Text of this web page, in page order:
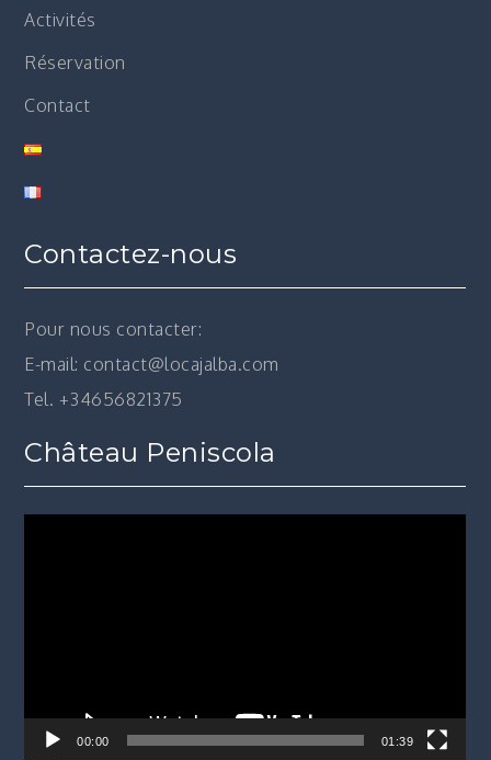
Activités
Réservation
Contact
Contactez-nous
Pour nous contacter:
E-mail: contact@locajalba.com
Tel. +34656821375
Château Peniscola
00:00 01:39